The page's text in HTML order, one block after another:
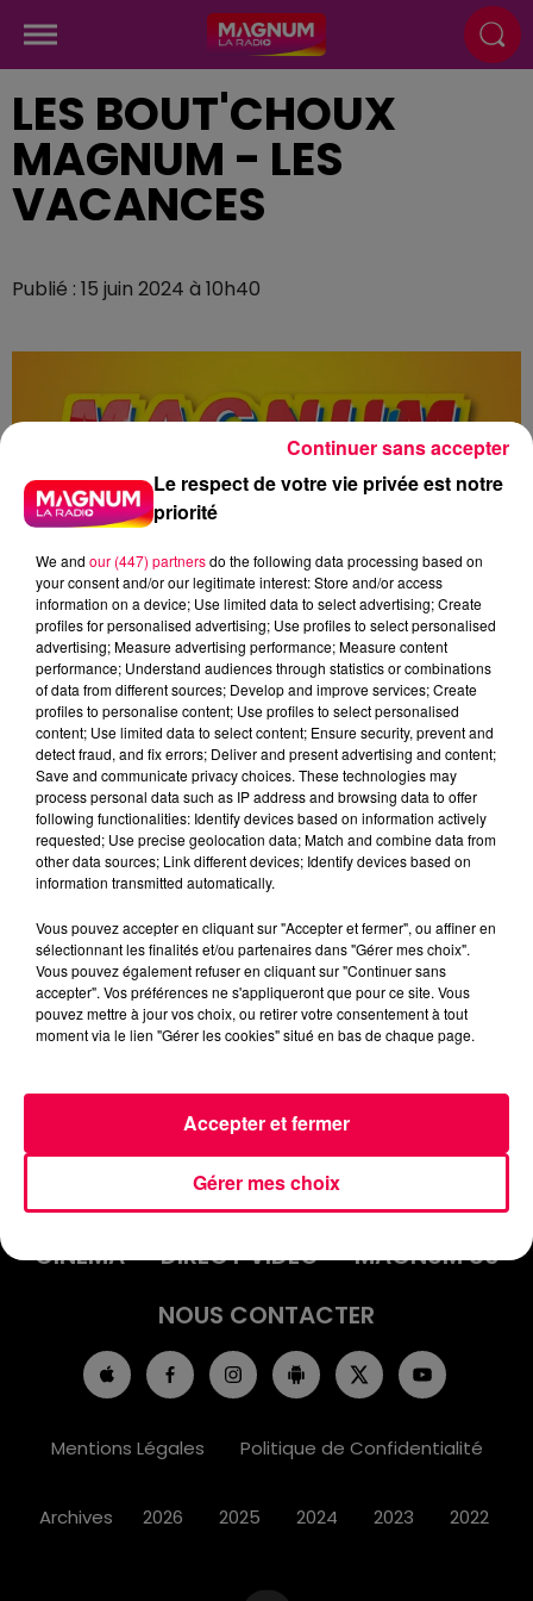
LES BOUT'CHOUX
MAGNUM - LES
VACANCES
Publié : 15 juin 2024 à 10h40
podcasts/2024/06/Les-BoutChoux-Vacances-3.mp3
INFOS
EMISSIONS
JEUX
PODCASTS
CINÉMA
DIRECT VIDÉO
MAGNUM 80
NOUS CONTACTER
Mentions Légales Politique de Confidentialité
Archives 2026 2025 2024 2023 2022
Le respect de votre vie privée est notre
priorité
We and our (447) partnersdo the following data processing based on
your consent and/or our legitimate interest: Store and/or access
information on a device; Use limited data to select advertising; Create
profiles for personalised advertising; Use profiles to select personalised
advertising; Measure advertising performance; Measure content
performance; Understand audiences through statistics or combinations
of data from different sources; Develop and improve services; Create
profiles to personalise content; Use profiles to select personalised
content; Use limited data to select content; Ensure security, prevent and
detect fraud, and fix errors; Deliver and present advertising and content;
Save and communicate privacy choices. These technologies may
process personal data such as IP address and browsing data to offer
following functionalities: Identify devices based on information actively
requested; Use precise geolocation data; Match and combine data from
other data sources; Link different devices; Identify devices based on
information transmitted automatically.
Vous pouvez accepter en cliquant sur "Accepter et fermer", ou affiner en
sélectionnant les finalités et/ou partenaires dans "Gérer mes choix".
Vous pouvez également refuser en cliquant sur "Continuer sans
accepter". Vos préférences ne s'appliqueront que pour ce site. Vous
pouvez mettre à jour vos choix, ou retirer votre consentement à tout
moment via le lien "Gérer les cookies" situé en bas de chaque page.
Gérer mes choix
Accepter et fermer
Continuer sans accepter